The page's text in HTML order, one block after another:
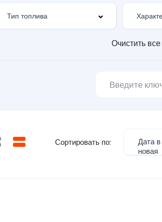
Очистить все
Сортировать по:
Дата
новая